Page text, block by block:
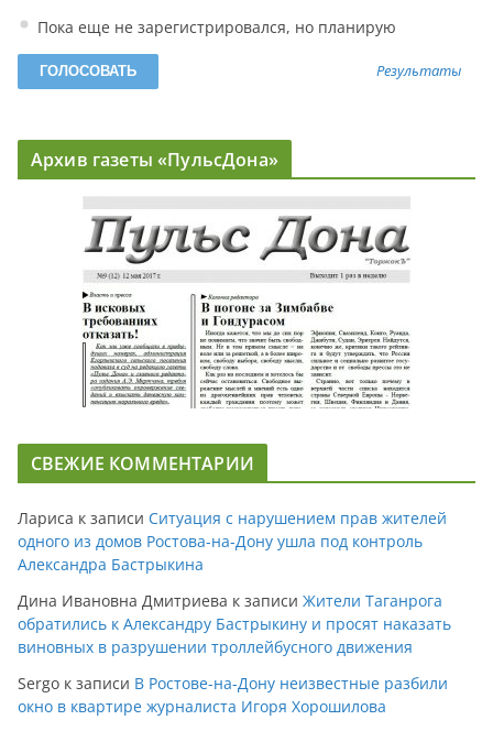
Пока еще не зарегистрировался, но планирую
Результаты
Архив газеты «ПульсДона»
СВЕЖИЕ КОММЕНТАРИИ
Лариса к записи Ситуация с нарушением прав жителей
одного из домов Ростова-на-Дону ушла под контроль
Александра Бастрыкина
Дина Ивановна Дмитриева к записи Жители Таганрога
обратились к Александру Бастрыкину и просят наказать
виновных в разрушении троллейбусного движения
Sergo к записи В Ростове-на-Дону неизвестные разбили
окно в квартире журналиста Игоря Хорошилова